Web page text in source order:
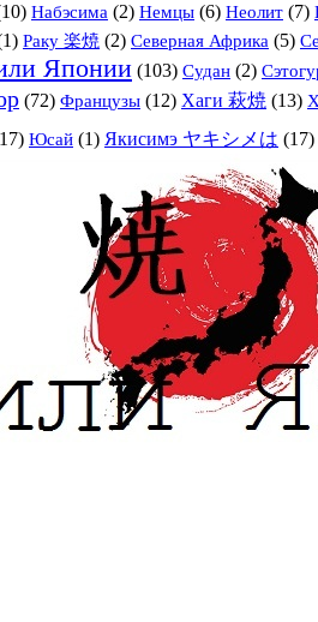
Набэсима (2) Немцы (6) Неолит (7)
Раку 楽焼 (2) Северная Африка (5)
Японии (103) Судан (2)
(72) Французы (12) Хаги 萩焼 (13)
Юсай (1) Якисимэ ヤキシメは (17)